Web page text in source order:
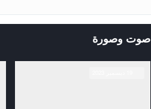
صوت وصورة